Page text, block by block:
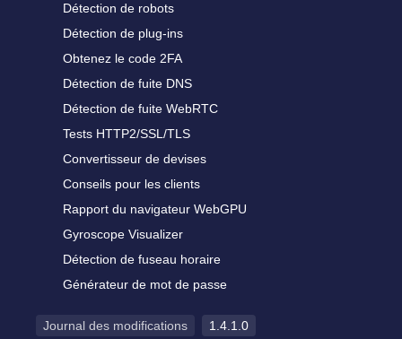
Détection de robots
Détection de plug-ins
Obtenez le code 2FA
Détection de fuite DNS
Détection de fuite WebRTC
Tests HTTP2/SSL/TLS
Convertisseur de devises
Conseils pour les clients
Rapport du navigateur WebGPU
Gyroscope Visualizer
Détection de fuseau horaire
Générateur de mot de passe
Journal des modifications 1.4.1.0